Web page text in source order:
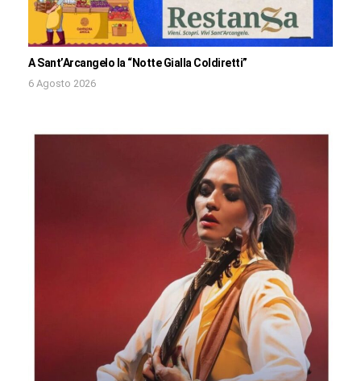
A Sant’Arcangelo la “Notte Gialla Coldiretti”
6 Agosto 2026